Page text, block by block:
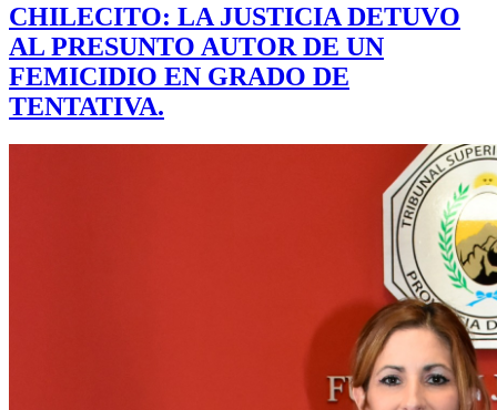
CHILECITO: LA JUSTICIA DETUVO
AL PRESUNTO AUTOR DE UN
FEMICIDIO EN GRADO DE
TENTATIVA.